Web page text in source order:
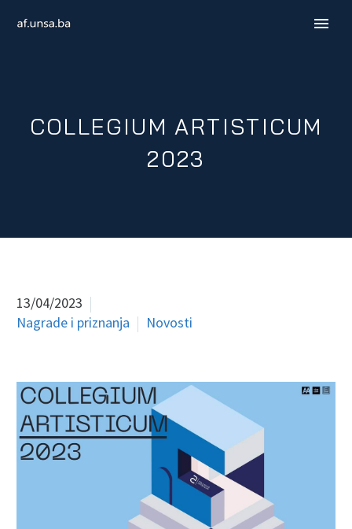
COLLEGIUM ARTISTICUM
2023
13/04/2023
Nagrade i priznanja
Novosti